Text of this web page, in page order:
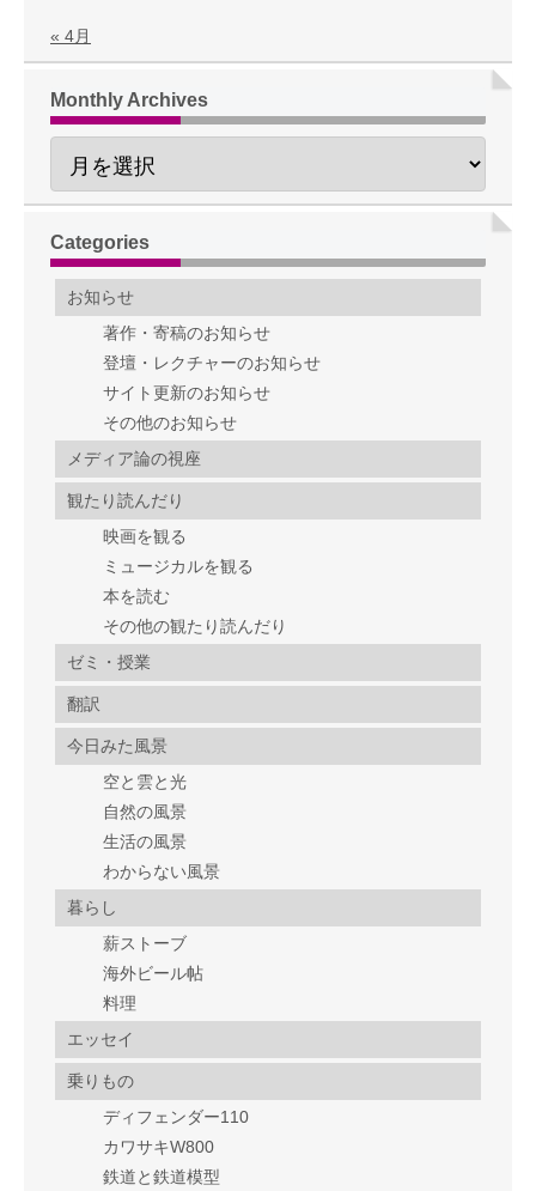
« 4月
Monthly Archives
Categories
お知らせ
著作・寄稿のお知らせ
登壇・レクチャーのお知らせ
サイト更新のお知らせ
その他のお知らせ
メディア論の視座
観たり読んだり
映画を観る
ミュージカルを観る
本を読む
その他の観たり読んだり
ゼミ・授業
翻訳
今日みた風景
空と雲と光
自然の風景
生活の風景
わからない風景
暮らし
薪ストーブ
海外ビール帖
料理
エッセイ
乗りもの
ディフェンダー110
カワサキW800
鉄道と鉄道模型